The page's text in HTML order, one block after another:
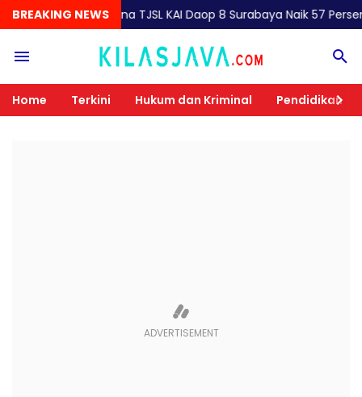
BREAKING NEWS
Dana TJSL KAI Daop 8 Surabaya Naik 57 Persen, UMKM
Home Terkini Hukum dan Kriminal Pendidikan